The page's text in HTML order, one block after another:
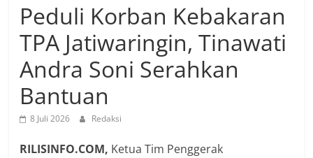
Peduli Korban Kebakaran
TPA Jatiwaringin, Tinawati
Andra Soni Serahkan
Bantuan
8 Juli 2026 Redaksi
RILISINFO.COM, Ketua Tim Penggerak